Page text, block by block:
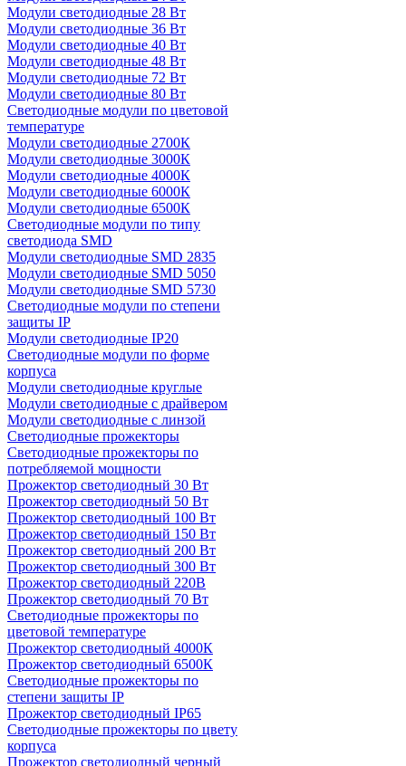
Модули светодиодные 28 Вт
Модули светодиодные 36 Вт
Модули светодиодные 40 Вт
Модули светодиодные 48 Вт
Модули светодиодные 72 Вт
Модули светодиодные 80 Вт
Светодиодные модули по цветовой
температуре
Модули светодиодные 2700К
Модули светодиодные 3000К
Модули светодиодные 4000К
Модули светодиодные 6000К
Модули светодиодные 6500К
Светодиодные модули по типу
светодиода SMD
Модули светодиодные SMD 2835
Модули светодиодные SMD 5050
Модули светодиодные SMD 5730
Светодиодные модули по степени
защиты IP
Модули светодиодные IP20
Светодиодные модули по форме
корпуса
Модули светодиодные круглые
Модули светодиодные с драйвером
Модули светодиодные с линзой
Светодиодные прожекторы
Светодиодные прожекторы по
потребляемой мощности
Прожектор светодиодный 30 Вт
Прожектор светодиодный 50 Вт
Прожектор светодиодный 100 Вт
Прожектор светодиодный 150 Вт
Прожектор светодиодный 200 Вт
Прожектор светодиодный 300 Вт
Прожектор светодиодный 220В
Прожектор светодиодный 70 Вт
Светодиодные прожекторы по
цветовой температуре
Прожектор светодиодный 4000К
Прожектор светодиодный 6500К
Светодиодные прожекторы по
степени защиты IP
Прожектор светодиодный IP65
Светодиодные прожекторы по цвету
корпуса
Прожектор светодиодный черный